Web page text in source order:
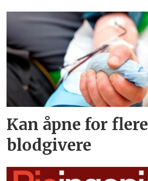
Kan åpne for flere
blodgivere